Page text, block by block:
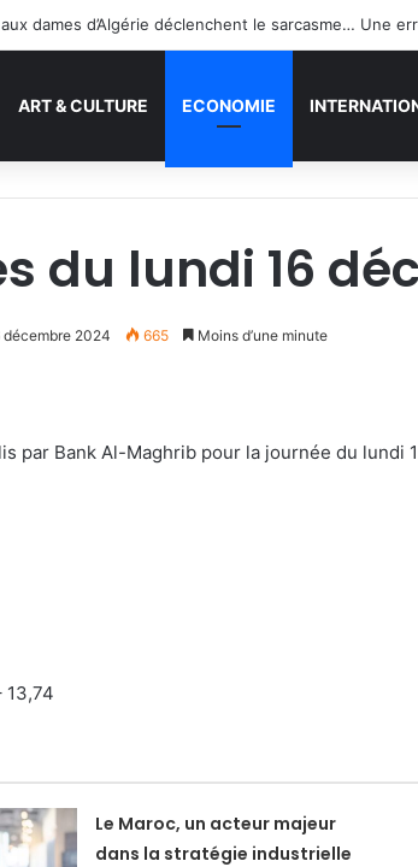
ART & CULTURE ECONOMIE
du lundi 16
décembre 2024 665 Moins d’une minute
par Bank Al-Maghrib pour la journée du lundi
13,74
Le Maroc, un acteur majeur
dans la stratégie industrielle